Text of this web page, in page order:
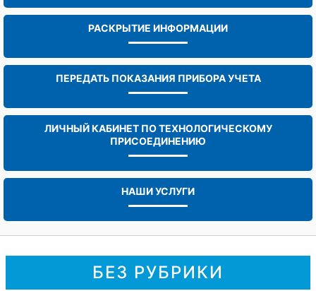
РАСКРЫТИЕ ИНФОРМАЦИИ
ПЕРЕДАТЬ ПОКАЗАНИЯ ПРИБОРА УЧЕТА
ЛИЧНЫЙ КАБИНЕТ ПО ТЕХНОЛОГИЧЕСКОМУ
ПРИСОЕДИНЕНИЮ
НАШИ УСЛУГИ
БЕЗ РУБРИКИ